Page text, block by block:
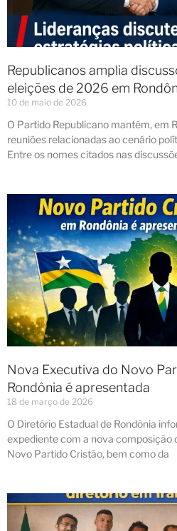
Republicanos amplia
eleições de 2026 em
10 de maio de 2026
O Partido Republicano mantém, em
reuniões relacionadas ao cenário
Entre os nomes citados nas
Nova Executiva do Novo
Rondônia é apresentada
18 de março de 2026
O Diretório Estadual de Rondônia
expediente com a nova composição
Novo Partido Cristão, bem como da